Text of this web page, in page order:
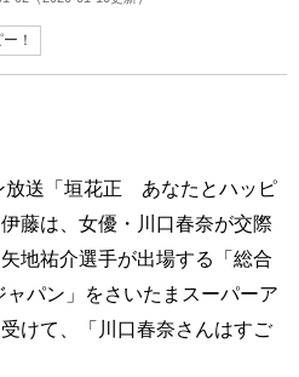
！
放送「垣花正 あなたとハッピ
藤は、女優・川口春奈が交際
地祐介選手が出場する「総合
パン」をさいたまスーパーア
けて、「川口春奈さんはすご